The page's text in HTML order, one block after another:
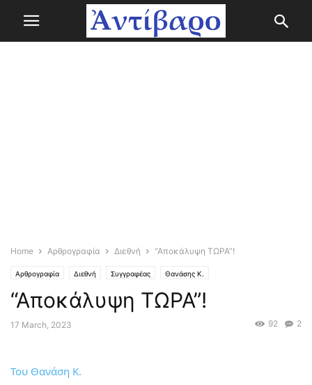
Home Αρθρογραφία Διεθνή “Αποκάλυψη ΤΩΡΑ”!
Αρθρογραφία Διεθνή Συγγραφέας Θανάσης Κ.
“Αποκάλυψη ΤΩΡΑ”!
17 March, 2023 2
92
Του Θανάση Κ.